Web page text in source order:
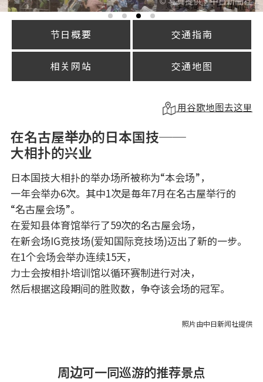
节日概要 交通指南
相关网站 交通地图
用谷歌地图去这里
在名古屋举办的日本国技──
大相扑的兴业
日本国技大相扑的举办场所被称为“本会场”，
一年会举办6次。其中1次是毎年7月在名古屋举行的
“名古屋会场”。
在爱知县体育馆举行了59次的名古屋会场，
在新会场IG竞技场(爱知国际竞技场)迈出了新的一步。
在1个会场会举办连续15天，
力士会按相扑培训馆以循环赛制进行对决，
然后根据这段期间的胜败数，争夺该会场的冠军。
照片由中日新闻社提供
周边可一同巡游的推荐景点